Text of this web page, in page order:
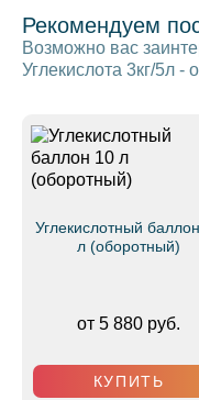
Рекомендуем
Возможно вас
Углекислота 3кг/5л -
Углекислотный
л (оборотный)
от 5 880 руб.
КУПИТЬ